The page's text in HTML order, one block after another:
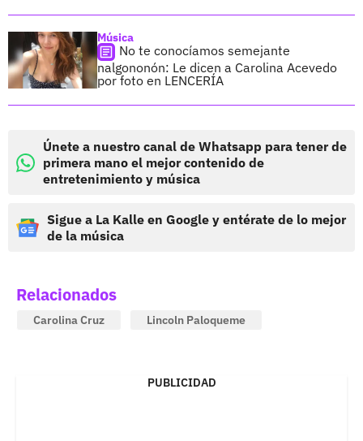
Música
No te conocíamos semejante
nalgononón: Le dicen a Carolina Acevedo
por foto en LENCERÍA
Únete a nuestro canal de Whatsapp para tener de
primera mano el mejor contenido de
entretenimiento y música
Sigue a La Kalle en Google y entérate de lo mejor
de la música
Relacionados
Carolina Cruz Lincoln Paloqueme
PUBLICIDAD